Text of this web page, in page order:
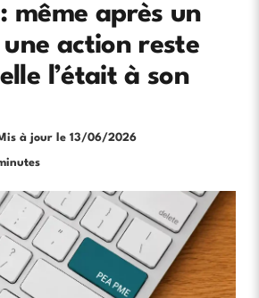
même après un
action reste
l’était à son
à jour le 13/06/2026